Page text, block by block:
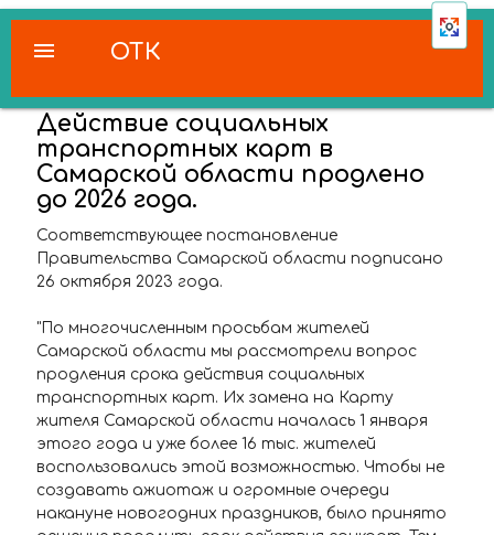
ОТК
menu
Действие социальных
транспортных карт в
Самарской области продлено
до 2026 года.
Соответствующее постановление
Правительства Самарской области подписано
26 октября 2023 года.
"По многочисленным просьбам жителей
Самарской области мы рассмотрели вопрос
продления срока действия социальных
транспортных карт. Их замена на Карту
жителя Самарской области началась 1 января
этого года и уже более 16 тыс. жителей
воспользовались этой возможностью. Чтобы не
создавать ажиотаж и огромные очереди
накануне новогодних праздников, было принято